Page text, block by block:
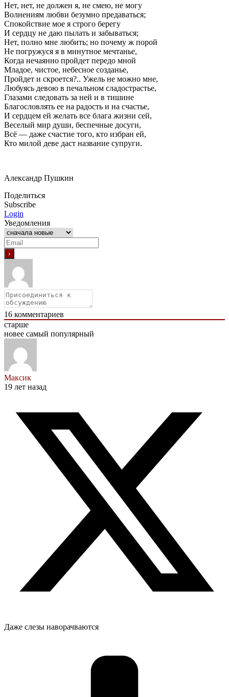
Нет, нет, не должен я, не смею, не могу
Волнениям любви безумно предаваться;
Спокойствие мое я строго берегу
И сердцу не даю пылать и забываться;
Нет, полно мне любить; но почему ж порой
Не погружуся я в минутное мечтанье,
Когда нечаянно пройдет передо мной
Младое, чистое, небесное созданье,
Пройдет и скроется?.. Ужель не можно мне,
Любуясь девою в печальном сладострастье,
Глазами следовать за ней и в тишине
Благословлять ее на радость и на счастье,
И сердцем ей желать все блага жизни сей,
Веселый мир души, беспечные досуги,
Всё — даже счастие того, кто избран ей,
Кто милой деве даст название супруги.
Александр Пушкин
Поделиться
Subscribe
Login
Уведомления
16 комментариев
старше
новее самый популярный
Максик
19 лет назад
Даже слезы наворачваются